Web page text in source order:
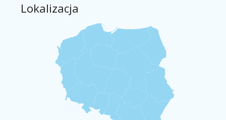
Lokalizacja